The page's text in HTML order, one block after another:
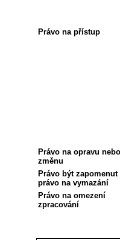
Právo na přístup
Právo na opravu nebo
změnu
Právo být zapomenut
právo na vymazání
Právo na omezení
zpracování